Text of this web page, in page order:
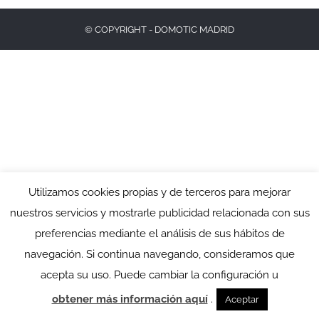
© COPYRIGHT - DOMOTIC MADRID
Utilizamos cookies propias y de terceros para mejorar
nuestros servicios y mostrarle publicidad relacionada con sus
preferencias mediante el análisis de sus hábitos de
navegación. Si continua navegando, consideramos que
acepta su uso. Puede cambiar la configuración u
obtener más información aquí. Aceptar